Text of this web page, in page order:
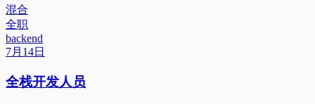
混合
全职
backend
7月14日
全栈开发人员